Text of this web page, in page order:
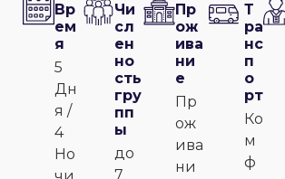
Вр
ем
я
5
Дн
я /
4
Но
Чи
сл
ен
но
сть
гру
пп
ы
до
7
Пр
ож
ива
ни
е
Пр
ож
ива
ни
Т
ра
нс
п
о
рт
Ко
м
ф